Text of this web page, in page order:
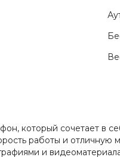
который сочетает
работы и
и